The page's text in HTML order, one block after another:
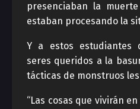
presenciaban la
estaban procesando la
Y a estos estudiantes
seres queridos a la
tácticas de monstruos
“Las cosas que vivirán